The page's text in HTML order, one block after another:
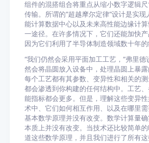
组件的混搭组合将重点从缩小数字逻辑
传输。所谓的“超越摩尔定律”设计是实现
能计算数据中心以及未来高性能边缘计
一途径。在许多情况下，它们还能加快产
因为它们利用了半导体制造领域数十年的
“我们仍然会采用平面加工工艺，”弗里德
然会将晶圆放入设备中，处理晶圆上暴露
每个工艺都有其参数、变异性和相关的
都会渗透到你构建的任何结构中。工艺
能指标都会更多。但是，理解这些变异
术中、它们如何相互作用、以及在哪里
基本数学原理并没有改变。数学计算量
本质上并没有改变。当技术还比较简单
道这些数学原理，并且我们进行了所有